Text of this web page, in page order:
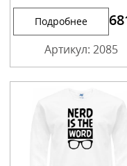
Подробнее
Артикул: 2085